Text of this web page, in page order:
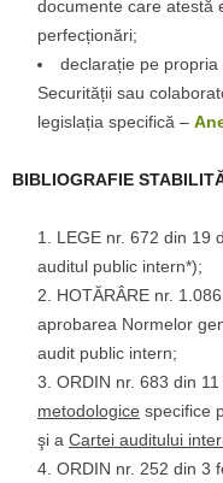
documente care atestă
perfecționări;
declarație pe
Securității sau
legislația specifică –
BIBLIOGRAFIE
LEGE nr. 672 din 19
auditul public intern*);
HOTĂRÂRE nr.
aprobarea Normelor
audit public intern;
ORDIN nr. 683 din
metodologice specifice
şi a Cartei auditului
ORDIN nr. 252 din 3